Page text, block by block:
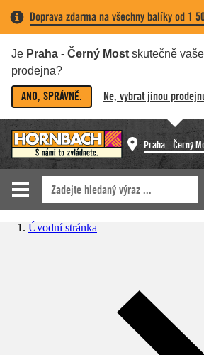
Doprava zdarma na všechny balíky od 1
Je Praha - Černý Most skutečně vaše
prodejna?
ANO, SPRÁVNĚ. Ne, vybrat jinou
Praha - Černý
Úvodní stránka